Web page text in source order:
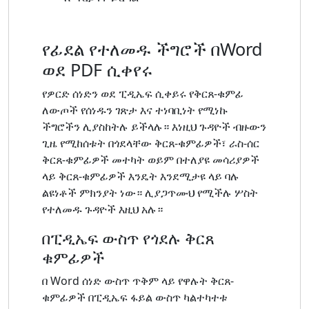
የፊደል የተለመዱ ችግሮች በWord
ወደ PDF ሲቀየሩ
የዎርድ ሰነድን ወደ ፒዲኤፍ ሲቀይሩ የቅርጸ-ቁምፊ
ለውጦች የሰነዱን ገጽታ እና ተነባቢነት የሚነኩ
ችግሮችን ሊያስከትሉ ይችላሉ። እነዚህ ጉዳዮች ብዙውን
ጊዜ የሚከሰቱት በጎደላቸው ቅርጸ-ቁምፊዎች፣ ራስ-ሰር
ቅርጸ-ቁምፊዎች መተካት ወይም በተለያዩ መሳሪያዎች
ላይ ቅርጸ-ቁምፊዎች እንዴት እንደሚታዩ ላይ ባሉ
ልዩነቶች ምክንያት ነው። ሊያጋጥሙህ የሚችሉ ሦስት
የተለመዱ ጉዳዮች እዚህ አሉ።
በፒዲኤፍ ውስጥ የጎደሉ ቅርጸ
ቁምፊዎች
በ Word ሰነድ ውስጥ ጥቅም ላይ የዋሉት ቅርጸ-
ቁምፊዎች በፒዲኤፍ ፋይል ውስጥ ካልተካተቱ